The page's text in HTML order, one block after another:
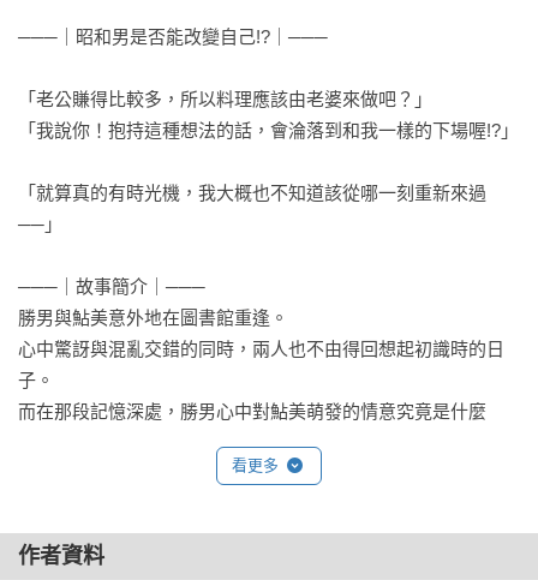
───｜昭和男是否能改變自己!?｜───
「老公賺得比較多，所以料理應該由老婆來做吧？」
「我說你！抱持這種想法的話，會淪落到和我一樣的下場喔!?」
「就算真的有時光機，我大概也不知道該從哪一刻重新來過
──」
───｜故事簡介｜───
勝男與鮎美意外地在圖書館重逢。
心中驚訝與混亂交錯的同時，兩人也不由得回想起初識時的日
子。
而在那段記憶深處，勝男心中對鮎美萌發的情意究竟是什麼
未曾直面的問題逐漸浮現。
同時，鮎美與新戀人──湊之間的祕密，也逐步揭曉。
看更多
作者資料